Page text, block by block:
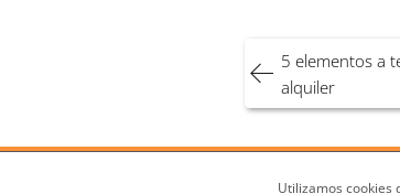
Navegación
de
entradas
5 elementos a
alquiler
Utilizamos cookies